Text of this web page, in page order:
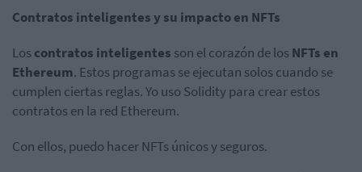
Contratos inteligentes y su impacto en NFTs
Loscontratos inteligentes son el corazón de losNFTs en
Ethereum. Estos programas se ejecutan solos cuando se
cumplen ciertas reglas. Yo uso Solidity para crear estos
contratos en la red Ethereum.
Con ellos, puedo hacer NFTs únicos y seguros.